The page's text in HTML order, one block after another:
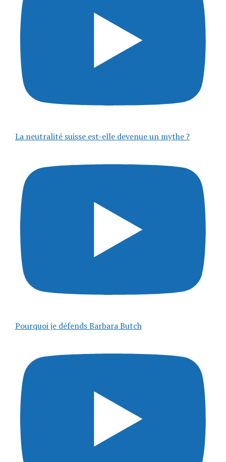
La neutralité suisse est-elle devenue un mythe ?
Pourquoi je défends Barbara Butch